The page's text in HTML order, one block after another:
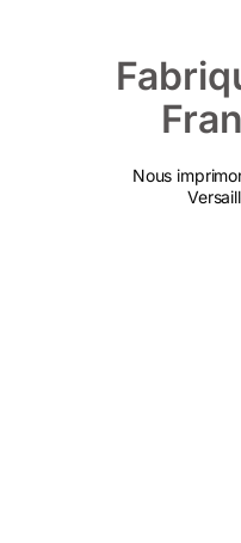
Nous